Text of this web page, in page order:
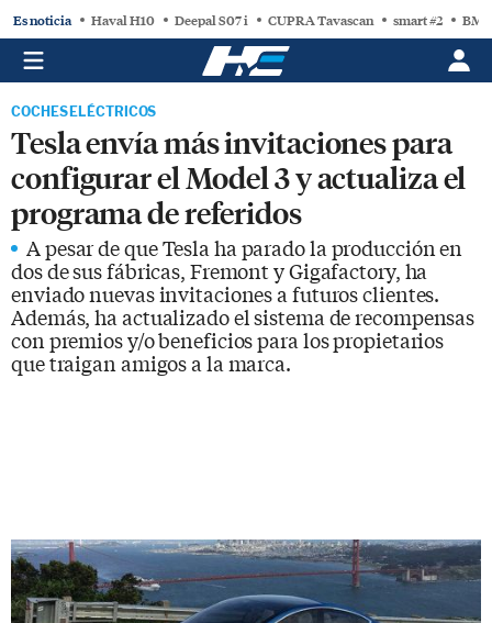
Es noticia Haval H10 Deepal S07 i CUPRA Tavascan smart #2
COCHES ELÉCTRICOS
Tesla envía más invitaciones para
configurar el Model 3 y actualiza el
programa de referidos
A pesar de que Tesla ha parado la producción en
dos de sus fábricas, Fremont y Gigafactory, ha
enviado nuevas invitaciones a futuros clientes.
Además, ha actualizado el sistema de recompensas
con premios y/o beneficios para los propietarios
que traigan amigos a la marca.